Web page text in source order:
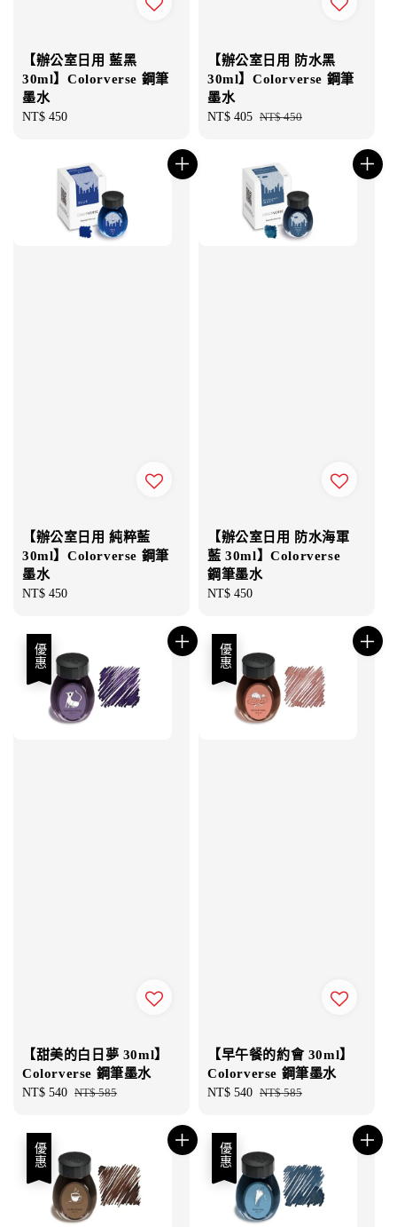
【辦公室日用 藍黑
30ml】Colorverse 鋼筆
墨水
Regular
NT$ 450
【辦公室日用 防水黑
30ml】Colorverse 鋼筆
墨水
Sale
NT$ 405 Regular
NT$ 450
【辦公室日用 純粹藍
30ml】Colorverse 鋼筆
墨水
Regular
NT$ 450
【辦公室日用 防水海軍
藍 30ml】Colorverse
鋼筆墨水
Regular
NT$ 450
優惠
【甜美的白日夢 30ml】
Colorverse 鋼筆墨水
Sale
NT$ 540 Regular
NT$ 585
優惠
【早午餐的約會 30ml】
Colorverse 鋼筆墨水
Sale
NT$ 540 Regular
NT$ 585
優惠 優惠